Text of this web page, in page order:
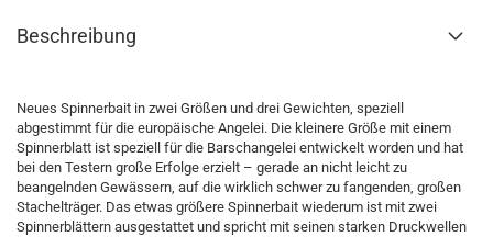
Beschreibung
Neues Spinnerbait in zwei Größen und drei Gewichten, speziell
abgestimmt für die europäische Angelei. Die kleinere Größe mit einem
Spinnerblatt ist speziell für die Barschangelei entwickelt worden und hat
bei den Testern große Erfolge erzielt – gerade an nicht leicht zu
beangelnden Gewässern, auf die wirklich schwer zu fangenden, großen
Stachelträger. Das etwas größere Spinnerbait wiederum ist mit zwei
Spinnerblättern ausgestattet und spricht mit seinen starken Druckwellen